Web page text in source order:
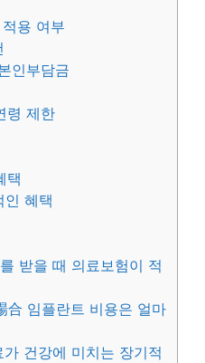
용 여부
인부담금
령 제한
택
인 혜택
받을 때 의료보험이 적
合 임플란트 비용은 얼마
건강에 미치는 장기적